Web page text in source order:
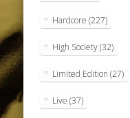
Hardcore (227)
High Society(32)
Limited Edition (27)
Live (37)